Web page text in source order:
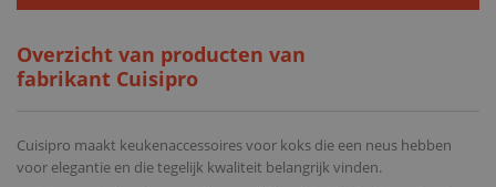
Overzicht van producten van
fabrikant Cuisipro
Cuisipro maakt keukenaccessoires voor koks die een neus hebben
voor elegantie en die tegelijk kwaliteit belangrijk vinden.